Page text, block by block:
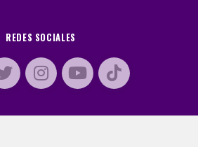
REDES SOCIALES